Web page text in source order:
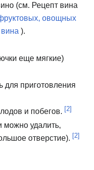
(см. Рецепт вина
овощных
).
еще мягкие)
для приготовления
и побегов. [2]
можно удалить,
отверстие). [2]